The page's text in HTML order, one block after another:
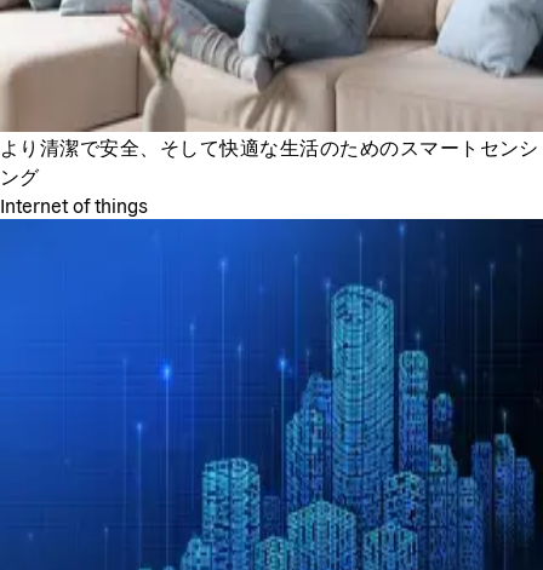
より清潔で安全、そして快適な生活のためのスマートセンシ
ング
Internet of things